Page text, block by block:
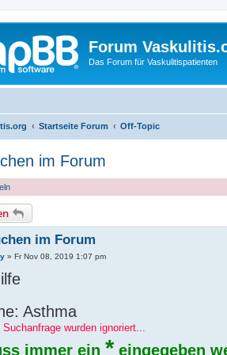
Forum
Das Forum für Vaskulitispatienten
Startseite Forum Off-Topic
im Forum
im Forum
» Fr Nov 08, 2019 1:07 pm
Asthma
Suchanfrage wurden ignoriert...
immer ein * eingegeben